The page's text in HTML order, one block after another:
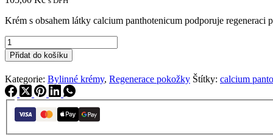
Krém s obsahem látky calcium panthotenicum podporuje
Calcium
pantothenicum
krém
množství
Přidat do košíku
Kategorie: Bylinné krémy, Regenerace pokožky Štítky: calcium